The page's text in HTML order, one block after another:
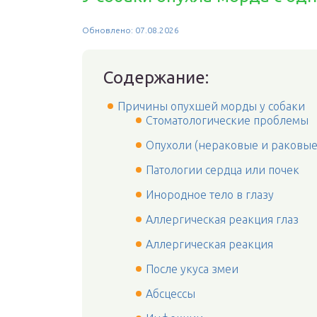
Обновлено: 07.08.2026
Содержание:
Причины опухшей морды у собаки
Стоматологические проблемы
Опухоли (нераковые и
Патологии сердца или почек
Инородное тело в глазу
Аллергическая реакция глаз
Аллергическая реакция
После укуса змеи
Абсцессы